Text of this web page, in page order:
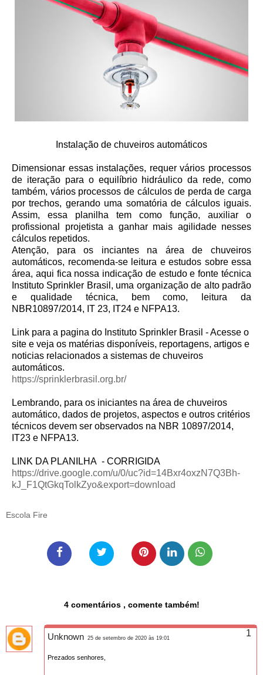
Instalação de chuveiros automáticos
Dimensionar essas instalações, requer vários processos
de iteração para o equilíbrio hidráulico da rede, como
também, vários processos de cálculos de perda de carga
por trechos, gerando uma somatória de cálculos iguais.
Assim, essa planilha tem como função, auxiliar o
profissional projetista a ganhar mais agilidade nesses
cálculos repetidos.
Atenção, para os inciantes na área de chuveiros
automáticos, recomenda-se leitura e estudos sobre essa
área, aqui fica nossa indicação de estudo e fonte técnica
Instituto Sprinkler Brasil, uma organização de alto padrão
e qualidade técnica, bem como, leitura da
NBR10897/2014, IT 23, IT24 e NFPA13.
Link para a pagina do Instituto Sprinkler Brasil - Acesse o
site e veja os matérias disponíveis, reportagens, artigos e
noticias relacionados a sistemas de chuveiros
automáticos.
https://sprinklerbrasil.org.br/
Lembrando, para os iniciantes na área de chuveiros
automático, dados de projetos, aspectos e outros critérios
técnicos devem ser observados na NBR 10897/2014,
IT23 e NFPA13.
LINK DA PLANILHA - CORRIGIDA
https://drive.google.com/u/0/uc?id=14Bxr4oxzN7Q3Bh-
kJ_F1QtGkqTolkZyo&export=download
Escola Fire
4 comentários , comente também!
Unknown 25 de setembro de 2020 às 19:01
Prezados senhores,